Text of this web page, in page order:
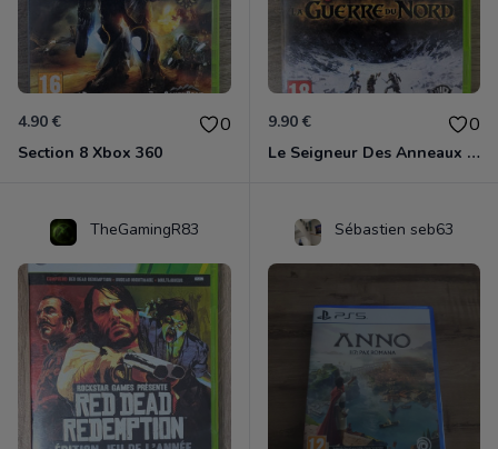
4.90 € 0
Section 8 Xbox 360
9.90 € 0
Le Seigneur Des Anneaux - La Guerre Du Nord Xbox 360
TheGamingR83 Sébastien seb63